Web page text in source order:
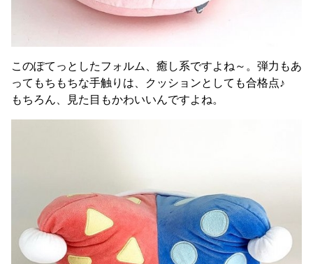
このぽてっとしたフォルム、癒し系ですよね～。弾力もあ
ってもちもちな手触りは、クッションとしても合格点♪
もちろん、見た目もかわいいんですよね。